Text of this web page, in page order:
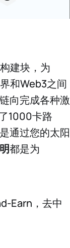
建块，为
和Web3之间
向完成各种激
1000卡路
通过您的太阳
都是为
Earn，去中